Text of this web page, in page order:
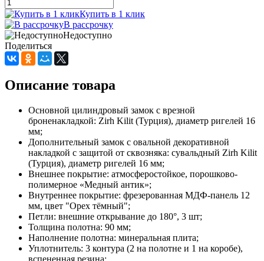
Купить в 1 клик
В рассрочку
Недоступно
Поделиться
Описание товара
Основной цилиндровый замок с врезной
броненакладкой: Zirh Kilit (Турция), диаметр ригелей 16
мм;
Дополнительный замок с овальной декоративной
накладкой с защитой от сквозняка: сувальдный Zirh Kilit
(Турция), диаметр ригелей 16 мм;
Внешнее покрытие: атмосферостойкое, порошково-
полимерное «Медный антик»;
Внутреннее покрытие: фрезерованная МДФ-панель 12
мм, цвет "Орех тёмный";
Петли: внешние открывание до 180°, 3 шт;
Толщина полотна: 90 мм;
Наполнение полотна: минеральная плита;
Уплотнитель: 3 контура (2 на полотне и 1 на коробе),
вспененная резина;